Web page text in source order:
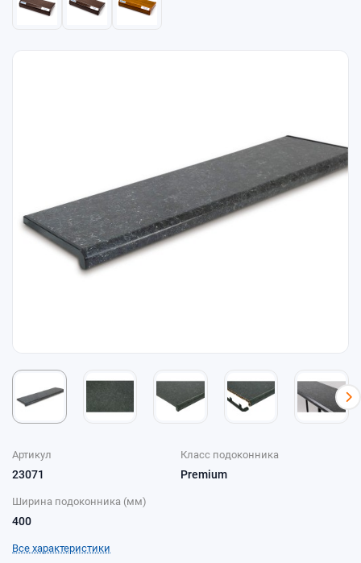
Артикул
23071
Класс подоконника
Premium
Ширина подоконника (мм)
400
Все характеристики